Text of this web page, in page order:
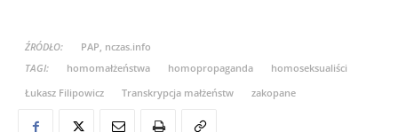
ŹRÓDŁO:
PAP, nczas.info
TAGI:
homomałżeństwa homopropaganda
homoseksualiści
Łukasz Filipowicz
Transkrypcja małżeństw zakopane